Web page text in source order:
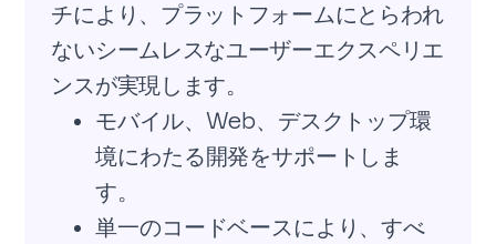
チにより、プラットフォームにとらわれ
ないシームレスなユーザーエクスペリエ
ンスが実現します。
モバイル、Web、デスクトップ環
境にわたる開発をサポートしま
す。
単一のコードベースにより、すべ